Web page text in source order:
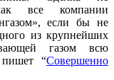
все компании
если бы не
из крупнейших
газом всю
“Совершенно